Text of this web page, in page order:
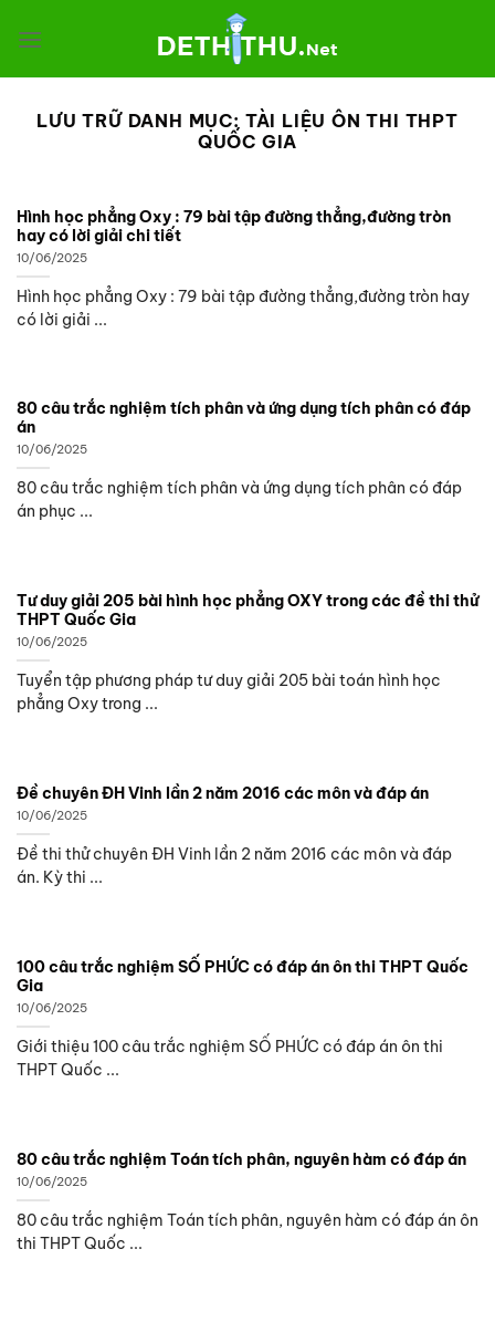
đến
LƯU TRỮ DANH MỤC: TÀI LIỆU ÔN THI THPT
QUỐC GIA
Hình học phẳng Oxy : 79 bài tập đường thẳng,đường tròn
hay có lời giải chi tiết
10/06/2025
Hình học phẳng Oxy : 79 bài tập đường thẳng,đường tròn hay
có lời giải ...
80 câu trắc nghiệm tích phân và ứng dụng tích phân có đáp
án
10/06/2025
80 câu trắc nghiệm tích phân và ứng dụng tích phân có đáp
án phục ...
Tư duy giải 205 bài hình học phẳng OXY trong các đề thi thử
THPT Quốc Gia
10/06/2025
Tuyển tập phương pháp tư duy giải 205 bài toán hình học
phẳng Oxy trong ...
Đề chuyên ĐH Vinh lần 2 năm 2016 các môn và đáp án
10/06/2025
Đề thi thử chuyên ĐH Vinh lần 2 năm 2016 các môn và đáp
án. Kỳ thi ...
100 câu trắc nghiệm SỐ PHỨC có đáp án ôn thi THPT Quốc
Gia
10/06/2025
Giới thiệu 100 câu trắc nghiệm SỐ PHỨC có đáp án ôn thi
THPT Quốc ...
80 câu trắc nghiệm Toán tích phân, nguyên hàm có đáp án
10/06/2025
80 câu trắc nghiệm Toán tích phân, nguyên hàm có đáp án ôn
thi THPT Quốc ...